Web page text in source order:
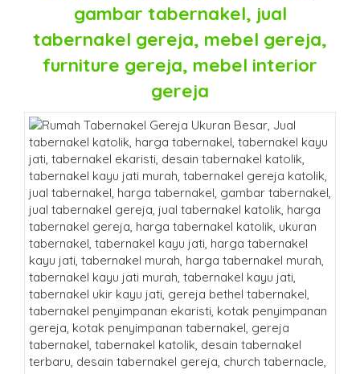
gambar tabernakel, jual
tabernakel gereja, mebel gereja,
furniture gereja, mebel interior
gereja